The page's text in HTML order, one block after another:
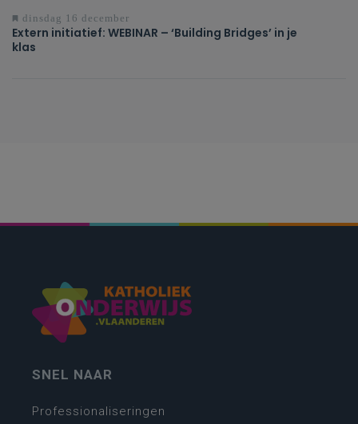
dinsdag 16 december
Extern initiatief: WEBINAR – ‘Building Bridges’ in je
klas
SNEL NAAR
Professionaliseringen